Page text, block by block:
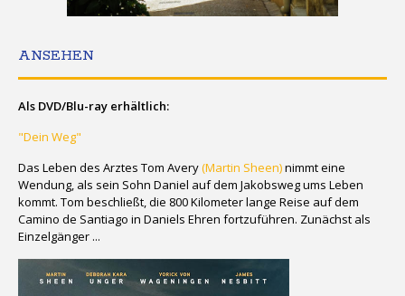
ANSEHEN
Als DVD/Blu-ray erhältlich:
"Dein Weg"
Das Leben des Arztes Tom Avery(Martin Sheen)nimmt eine
Wendung, als sein Sohn Daniel auf dem Jakobsweg ums Leben
kommt. Tom beschließt, die 800 Kilometer lange Reise auf dem
Camino de Santiago in Daniels Ehren fortzuführen. Zunächst als
Einzelgänger ...